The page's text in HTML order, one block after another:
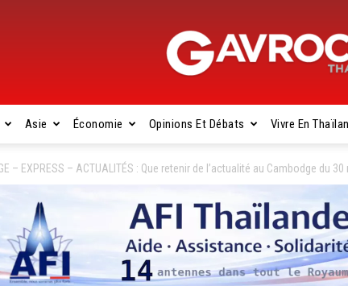
Gavroche
Thaïlande
Asie Économie Opinions Et Débats Vivre En
– EXPRESS – ACTUALITÉS : Que retenir de l’actualité au Cambodge du